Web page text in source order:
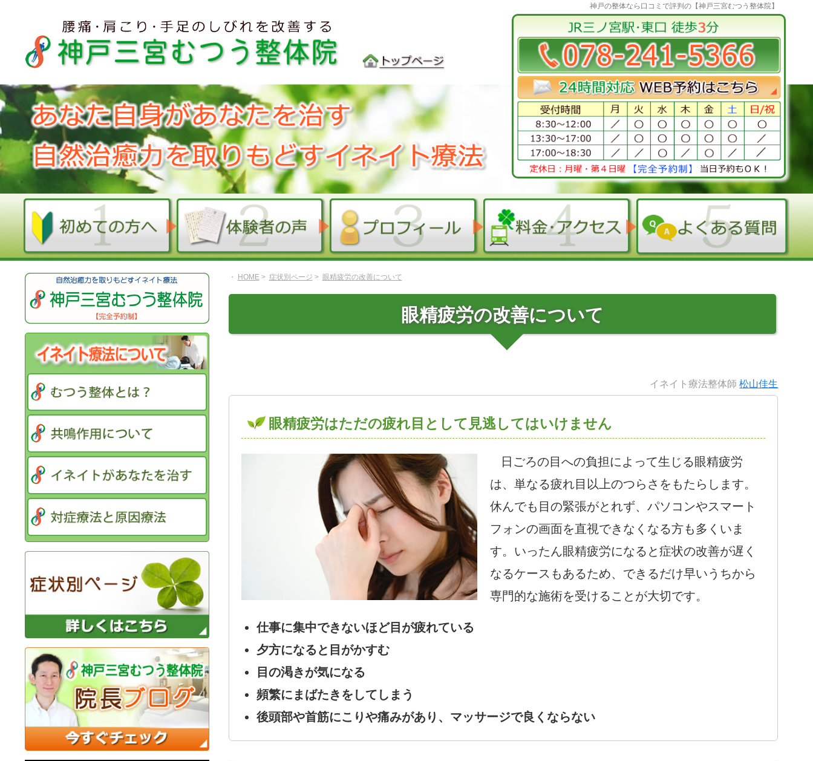
神戸の整体なら口コミで評判の【神戸三宮むつう整体院】
・ HOME 症状別ページ 眼精疲労の改善について
眼精疲労の改善について
イネイト療法整体師松山佳生
眼精疲労はただの疲れ目として見逃してはいけません
日ごろの目への負担によって生じる眼精疲労
は、単なる疲れ目以上のつらさをもたらします。
休んでも目の緊張がとれず、パソコンやスマート
フォンの画面を直視できなくなる方も多くいま
す。いったん眼精疲労になると症状の改善が遅く
なるケースもあるため、できるだけ早いうちから
専門的な施術を受けることが大切です。
仕事に集中できないほど目が疲れている
夕方になると目がかすむ
目の渇きが気になる
頻繁にまばたきをしてしまう
後頭部や首筋にこりや痛みがあり、マッサージで良くならない